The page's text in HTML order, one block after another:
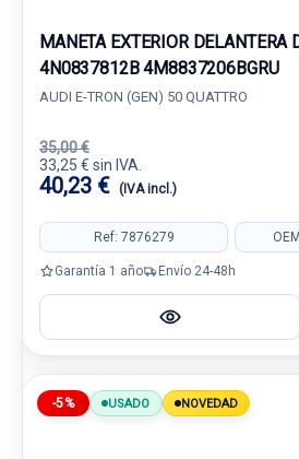
MANETA EXTERIOR DELANTERA
4N0837812B 4M8837206BGRU
AUDI E-TRON (GEN) 50 QUATTRO
35,00 €
33,25 € sin IVA.
40,23 € (IVA incl.)
Ref: 7876279
Garantía 1 año Envío 24-48h
-5% USADO NOVEDAD